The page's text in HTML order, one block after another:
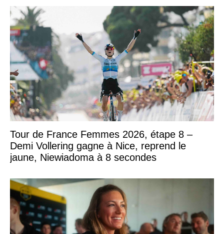
Tour de France Femmes 2026, étape 8 –
Demi Vollering gagne à Nice, reprend le
jaune, Niewiadoma à 8 secondes